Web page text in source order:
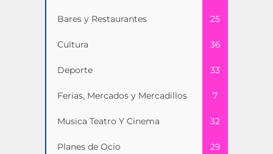
Bares y Restaurantes 25
Cultura 36
Deporte 33
Ferias, Mercados y Mercadillos 7
Musica Teatro Y Cinema 32
Planes de Ocio 29